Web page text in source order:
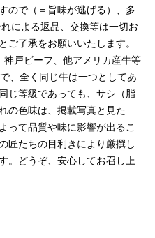
ので（＝旨味が逃げる）、多
による返品、交換等は一切お
ご了承をお願いいたします。
戸ビーフ、他アメリカ産牛等
、全く同じ牛は一つとしてあ
じ等級であっても、サシ（脂
の色味は、掲載写真と見た
って品質や味に影響が出るこ
匠たちの目利きにより厳撰し
。どうぞ、安心してお召し上